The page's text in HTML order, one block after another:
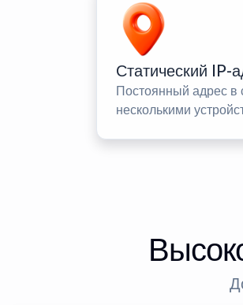
Статический IP-
Постоянный адрес в
несколькими